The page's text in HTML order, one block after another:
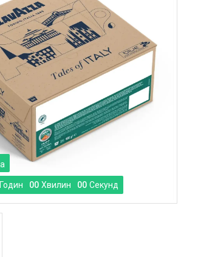
Годин 00 Хвилин 00 Секунд